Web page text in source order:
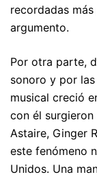
recordadas
argumento.
Por otra parte,
sonoro y por
musical creció
con él surgieron
Astaire, Ginger
este fenómeno
Unidos. Una